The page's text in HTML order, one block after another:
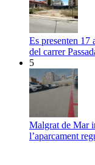
Es presenten 17
del carrer
5
Malgrat de Mar
l’aparcament